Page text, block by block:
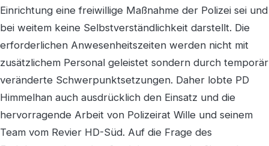
Einrichtung eine freiwillige Maßnahme der Polizei sei und
bei weitem keine Selbstverständlichkeit darstellt. Die
erforderlichen Anwesenheitszeiten werden nicht mit
zusätzlichem Personal geleistet sondern durch temporär
veränderte Schwerpunktsetzungen. Daher lobte PD
Himmelhan auch ausdrücklich den Einsatz und die
hervorragende Arbeit von Polizeirat Wille und seinem
Team vom Revier HD-Süd. Auf die Frage des